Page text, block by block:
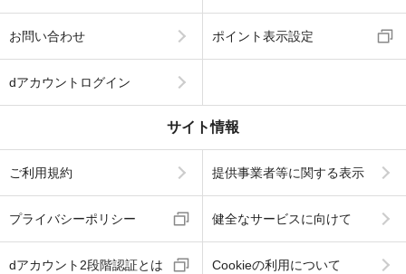
お問い合わせ ポイント表示設定
dアカウントログイン
サイト情報
ご利用規約 提供事業者等に関する表示
プライバシーポリシー 健全なサービスに向けて
dアカウント2段階認証とは Cookieの利用について